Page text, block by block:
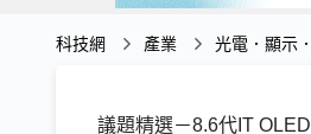
科技網 產業 光電．顯示
議題精選－8.6代IT